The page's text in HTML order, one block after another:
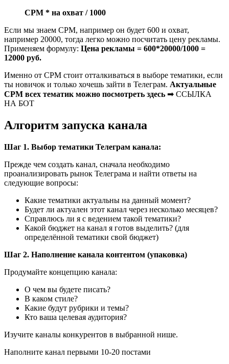
CPM * на охват / 1000
Если мы знаем CPM, например он будет 600 и охват,
например 20000, тогда легко можно посчитать цену рекламы.
Применяем формулу: Цена рекламы = 600*20000/1000 =
12000 руб.
Именно от СРМ стоит отталкиваться в выборе тематики, если
ты новичок и только хочешь зайти в Телеграм. Актуальные
СРМ всех тематик можно посмотреть здесь ➡ ССЫЛКА
НА БОТ
Алгоритм запуска канала
Шаг 1. Выбор тематики Телеграм канала:
Прежде чем создать канал, сначала необходимо
проанализировать рынок Телеграма и найти ответы на
следующие вопросы:
Какие тематики актуальны на данный момент?
Будет ли актуален этот канал через несколько месяцев?
Справлюсь ли я с ведением такой тематики?
Какой бюджет на канал я готов выделить? (для
определённой тематики свой бюджет)
Шаг 2. Наполнение канала контентом (упаковка)
Продумайте концепцию канала:
О чем вы будете писать?
В каком стиле?
Какие будут рубрики и темы?
Кто ваша целевая аудитория?
Изучите каналы конкурентов в выбранной нише.
Наполните канал первыми 10-20 постами